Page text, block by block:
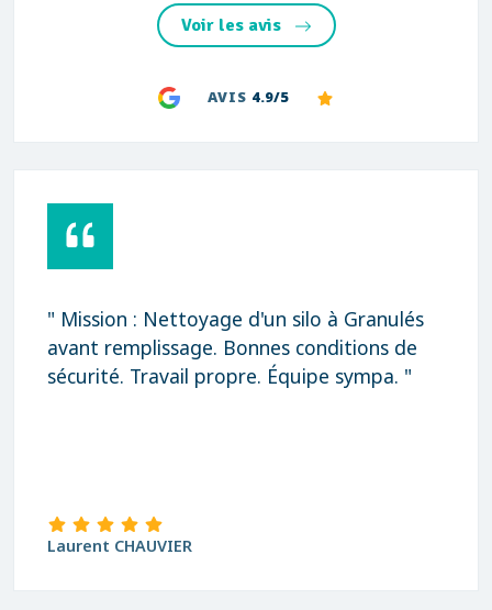
Voir les avis
AVIS 4.9/5
" Mission : Nettoyage d'un silo à Granulés
avant remplissage. Bonnes conditions de
sécurité. Travail propre. Équipe sympa. "
Laurent CHAUVIER